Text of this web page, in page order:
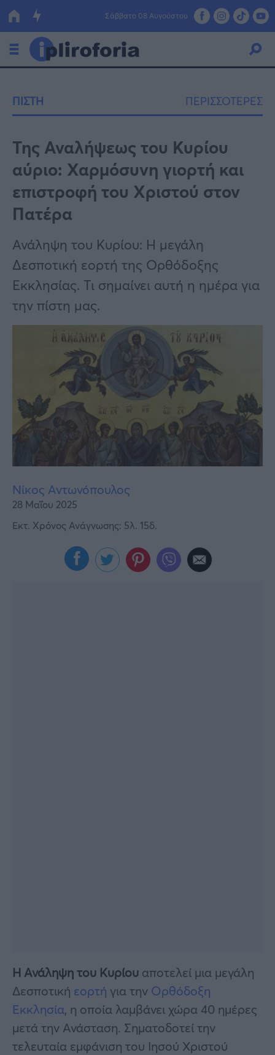
Σάββατο 08 Αυγούστου
Οικονομία
Πολιτική
Τράπεζες
Επιδοτήσεις
ΕΣΠΑ
Κόσμος
Lifestyle
Αθλητικά
Υγεία
Γυναίκα
Καιρός
ΠΙΣΤΗ ΠΕΡΙΣΣΟΤΕΡΕΣ
Της Αναλήψεως του Κυρίου
αύριο: Χαρμόσυνη γιορτή και
επιστροφή του Χριστού στον
Πατέρα
Ανάληψη του Κυρίου: Η μεγάλη
Δεσποτική εορτή της Ορθόδοξης
Εκκλησίας. Τι σημαίνει αυτή η ημέρα για
την πίστη μας.
Νίκος Αντωνόπουλος
28 Μαΐου 2025
Εκτ. Χρόνος Ανάγνωσης: 5λ. 15δ.
Η Ανάληψη του Κυρίου αποτελεί μια μεγάλη
Δεσποτική εορτή για την Ορθόδοξη
Εκκλησία, η οποία λαμβάνει χώρα 40 ημέρες
μετά την Ανάσταση. Σηματοδοτεί την
τελευταία εμφάνιση του Ιησού Χριστού